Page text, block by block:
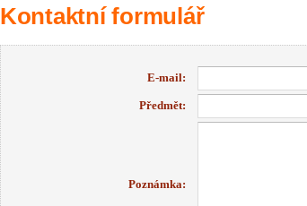
Kontaktní formulář
E-mail:
Předmět:
Poznámka: